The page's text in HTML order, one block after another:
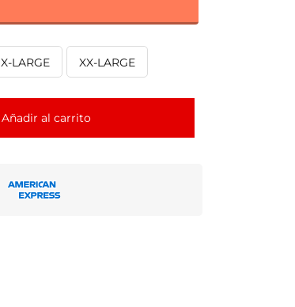
X-LARGE XX-LARGE
Añadir al carrito